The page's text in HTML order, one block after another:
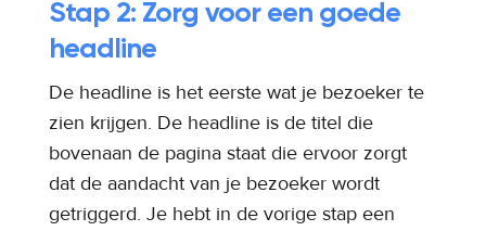
Stap 2: Zorg voor een goede
headline
De headline is het eerste wat je bezoeker te
zien krijgen. De headline is de titel die
bovenaan de pagina staat die ervoor zorgt
dat de aandacht van je bezoeker wordt
getriggerd. Je hebt in de vorige stap een